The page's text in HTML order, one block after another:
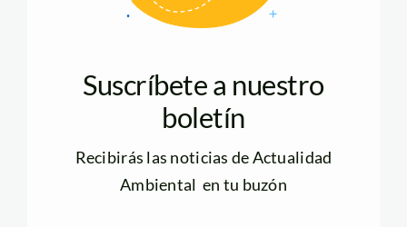
Suscríbete a nuestro
boletín
Recibirás las noticias de Actualidad
Ambiental en tu buzón